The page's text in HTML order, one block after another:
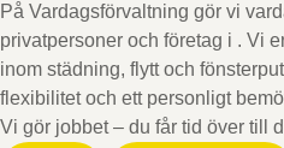
På Vardagsförvaltning gör vi
privatpersoner och företag i . Vi
inom städning, flytt och
flexibilitet och ett personligt
Vi gör jobbet – du får tid över till